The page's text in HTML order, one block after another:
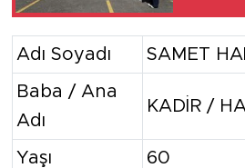
hediye
Adı Soyadı SAMET
Baba / Ana
Adı
KADİR /
Yaşı 60